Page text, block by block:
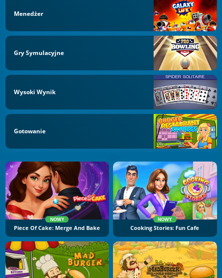
Menedżer
Gry Symulacyjne
Wysoki Wynik
Gotowanie
NOWY
Piece Of Cake: Merge And Bake
NOWY
Cooking Stories: Fun Cafe